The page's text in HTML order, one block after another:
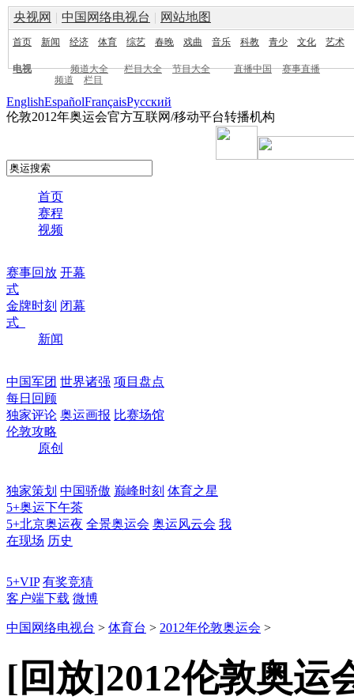
央视网 | 中国网络电视台 | 网站地图
首页 新闻 经济 体育 综艺 春晚 戏曲 音乐 科教 青少 文化 艺术
电视 频道大全 栏目大全 节目大全 直播中国
赛事直播
频道
栏目
EnglishEspañolFrançaisPусский
伦敦2012年奥运会官方互联网/移动平台转播机构
首页
赛程
视频
赛事回放 开幕
式
金牌时刻 闭幕
式
新闻
中国军团 世界诸强 项目盘点
每日回顾
独家评论 奥运画报 比赛场馆
伦敦攻略
原创
独家策划 中国骄傲 巅峰时刻 体育之星
5+奥运下午茶
5+北京奥运夜 全景奥运会 奥运风云会 我
在现场 历史
5+VIP 有奖竞猜
客户端下载 微博
中国网络电视台 > 体育台 > 2012年伦敦奥运会 >
[回放]2012伦敦奥运